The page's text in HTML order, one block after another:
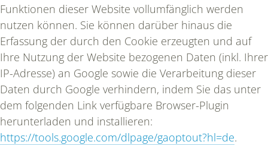
Funktionen dieser Website vollumfänglich werden
nutzen können. Sie können darüber hinaus die
Erfassung der durch den Cookie erzeugten und auf
Ihre Nutzung der Website bezogenen Daten (inkl. Ihrer
IP-Adresse) an Google sowie die Verarbeitung dieser
Daten durch Google verhindern, indem Sie das unter
dem folgenden Link verfügbare Browser-Plugin
herunterladen und installieren:
https://tools.google.com/dlpage/gaoptout?hl=de.